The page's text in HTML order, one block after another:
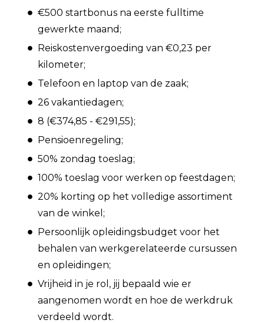
€500 startbonus na eerste fulltime
gewerkte maand;
Reiskostenvergoeding van €0,23 per
kilometer;
Telefoon en laptop van de zaak;
26 vakantiedagen;
8 (€374,85 - €291,55);
Pensioenregeling;
50% zondag toeslag;
100% toeslag voor werken op feestdagen;
20% korting op het volledige assortiment
van de winkel;
Persoonlijk opleidingsbudget voor het
behalen van werkgerelateerde cursussen
en opleidingen;
Vrijheid in je rol, jij bepaald wie er
aangenomen wordt en hoe de werkdruk
verdeeld wordt.